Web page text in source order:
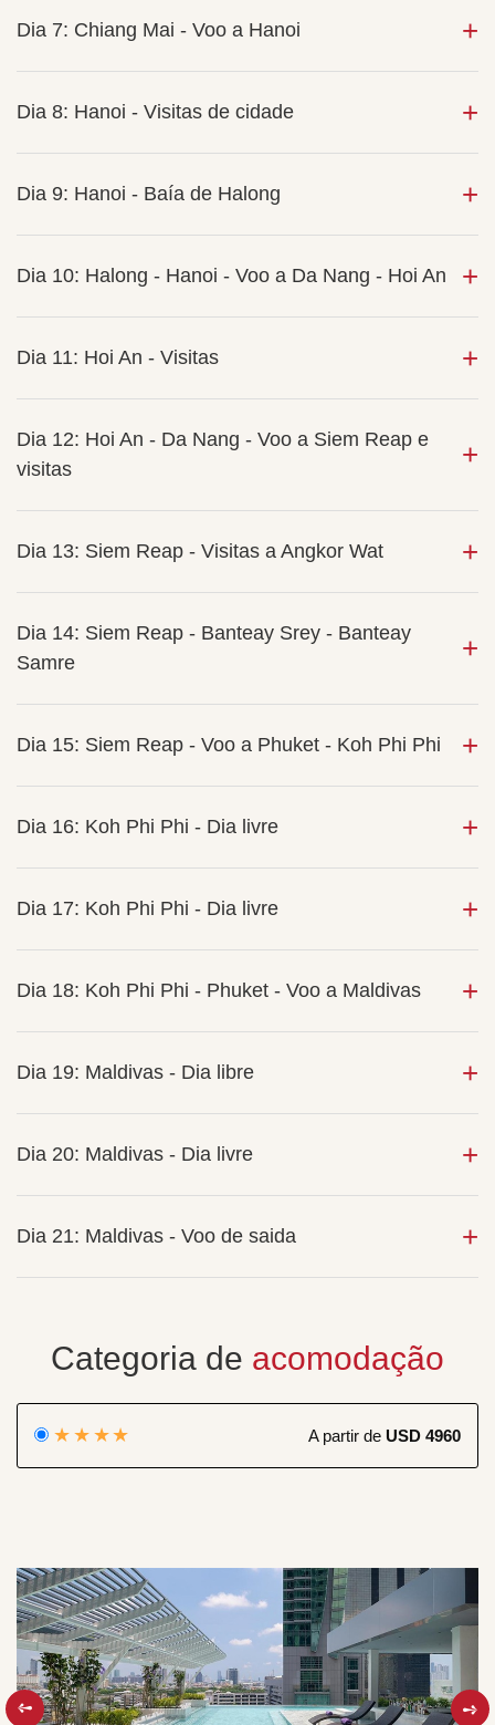
Dia 7: Chiang Mai - Voo a Hanoi
Dia 8: Hanoi - Visitas de cidade
Dia 9: Hanoi - Baía de Halong
Dia 10: Halong - Hanoi - Voo a Da Nang - Hoi An
Dia 11: Hoi An - Visitas
Dia 12: Hoi An - Da Nang - Voo a Siem Reap e
visitas
Dia 13: Siem Reap - Visitas a Angkor Wat
Dia 14: Siem Reap - Banteay Srey - Banteay
Samre
Dia 15: Siem Reap - Voo a Phuket - Koh Phi Phi
Dia 16: Koh Phi Phi - Dia livre
Dia 17: Koh Phi Phi - Dia livre
Dia 18: Koh Phi Phi - Phuket - Voo a Maldivas
Dia 19: Maldivas - Dia libre
Dia 20: Maldivas - Dia livre
Dia 21: Maldivas - Voo de saida
Categoria de acomodação
★★★★ A partir de USD 4960